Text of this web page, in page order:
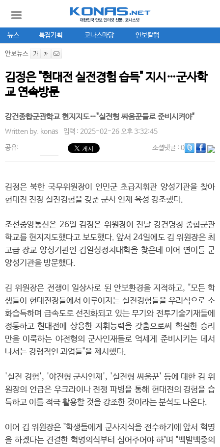
뉴스 특집기획 코나스마당 안보칼럼
안보뉴스
김정은 "현대전 실전경험 습득" 지시…군사학
교 연속방문
강건종합군관학교 현지지도…"실전형 싸움꾼들로 준비시켜야"
Written by. konas 입력 : 2025-02-26 오후 3:32:45
공유: 소셜댓글: 0
김정은 북한 국무위원장이 인민군 초급지휘관 양성기관을 찾아
현대전 전장 실전경험을 갖춘 군사 인재 육성 강조했다.
조선중앙통신은 26일 김정은 위원장이 전날 강건명칭 종합군관
학교를 현지지도했다고 보도했다. 앞서 24일에도 김 위원장은 최
고급 장교 양성기관인 김일성정치대학을 찾은데 이어 연이틀 군
양성기관을 방문했다.
김 위원장은 전쟁이 일상사로 된 안보환경을 지적하고, "모든 학
생들이 현대전장들에서 이루어지는 실전경험들을 우리식으로 소
화습득하며 급속도로 선진화되고 있는 무기와 전투기술기재들에
정통하고 현대전에 상응한 지휘능력을 갖춤으로써 확실한 승리
만을 이룩하는 야전형의 군사인재들로 억세게 준비시키는 데서
나서는 강령적인 과업들"을 제시했다.
'실전 경험', '야전형 군사인재', '실전형 싸움꾼' 등에 대한 김 위
원장의 언급은 우크라이나 전쟁 파병을 통해 현대전의 경험을 습
득하고 이를 적극 활용할 것을 강조한 것이라는 분석도 나온다.
이어 김 위원장은 "학생들에게 군사지식을 전수하기에 앞서 혁명
을 하겠다는 견결한 혁명의식부터 심어주어야 하"며 "백발백중의